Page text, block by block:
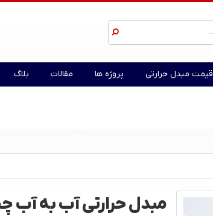
قیمت مبدل حرارتی پروژه ها مقالات بلاگ
مبدل حرارتی آب به آب